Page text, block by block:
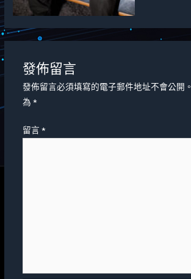
發佈留言
發佈留言必須填寫的電子郵件地址不會公開。
為 *
留言 *